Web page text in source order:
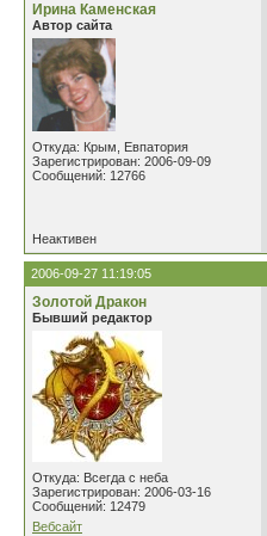
Ирина Каменская
Автор сайта
Откуда: Крым, Евпатория
Зарегистрирован: 2006-09-09
Сообщений: 12766
Неактивен
2006-09-27 11:19:05
Золотой Дракон
Бывший редактор
Откуда: Всегда с неба
Зарегистрирован: 2006-03-16
Сообщений: 12479
Вебсайт